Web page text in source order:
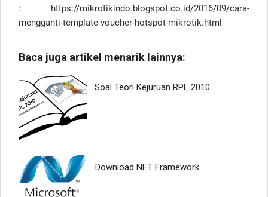
: https://mikrotikindo.blogspot.co.id/2016/09/cara-
mengganti-template-voucher-hotspot-mikrotik.html